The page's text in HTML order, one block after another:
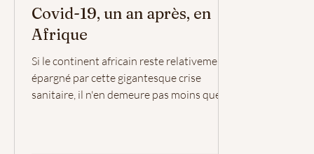
Covid-19, un an après, en
Afrique
Si le continent africain reste relativement
épargné par cette gigantesque crise
sanitaire, il n'en demeure pas moins que la